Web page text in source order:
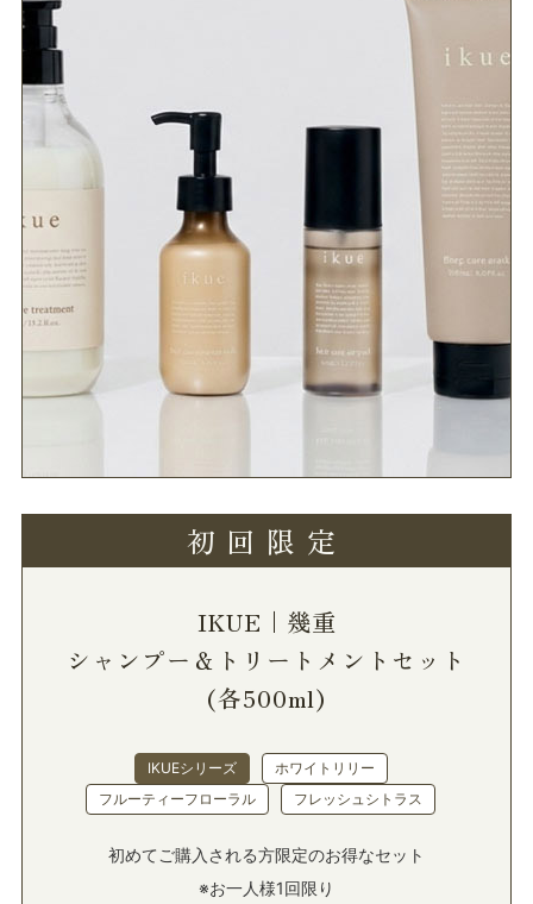
初回限定
IKUE｜幾重
シャンプー＆トリートメントセット
(各500ml)
IKUEシリーズ
ホワイトリリー
フルーティーフローラル
フレッシュシトラス
初めてご購入される方限定のお得なセット
※お一人様1回限り